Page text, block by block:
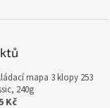
mapa 3 klopy 253
240g
Kč